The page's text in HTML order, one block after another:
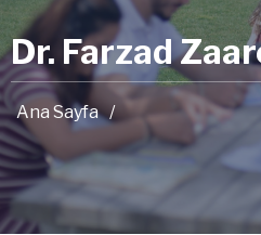
Dr. Farzad
Ana Sayfa /